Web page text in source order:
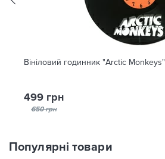
Вініловий годинник "Arctic Monkeys"
499 грн
650 грн
Популярні товари